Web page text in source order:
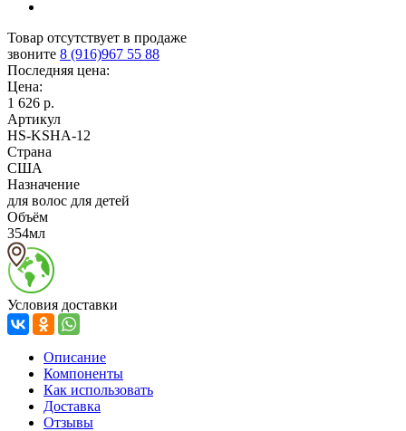
Товар отсутствует в продаже
звоните 8 (916)967 55 88
Последняя цена:
Цена:
1 626 р.
Артикул
HS-KSHA-12
Страна
США
Назначение
для волос для детей
Объём
354мл
Условия доставки
Описание
Компоненты
Как использовать
Доставка
Отзывы